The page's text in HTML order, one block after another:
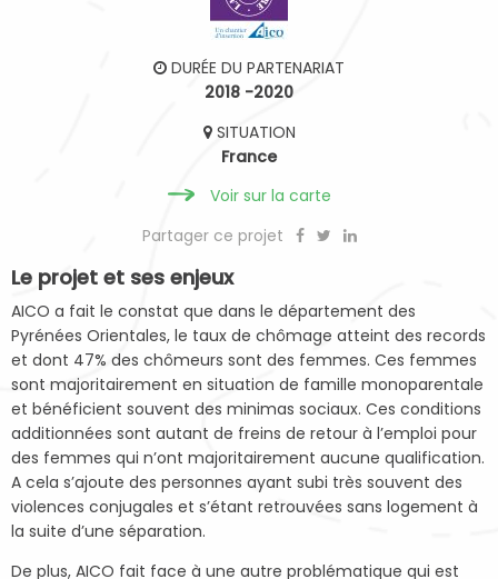
DURÉE DU PARTENARIAT
2018 -2020
SITUATION
France
Voir sur la carte
Partager ce projet
Le projet et ses enjeux
AICO a fait le constat que dans le département des
Pyrénées Orientales, le taux de chômage atteint des records
et dont 47% des chômeurs sont des femmes. Ces femmes
sont majoritairement en situation de famille monoparentale
et bénéficient souvent des minimas sociaux. Ces conditions
additionnées sont autant de freins de retour à l’emploi pour
des femmes qui n’ont majoritairement aucune qualification.
A cela s’ajoute des personnes ayant subi très souvent des
violences conjugales et s’étant retrouvées sans logement à
la suite d’une séparation.
De plus, AICO fait face à une autre problématique qui est